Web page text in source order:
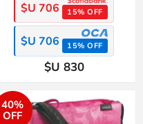
$U 706 15% OFF
$U 706 15% OFF
$U 830
40%
OFF